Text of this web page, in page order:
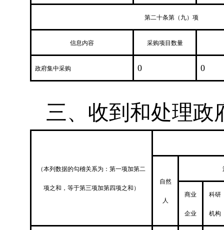
第二十条第（九）项
信息内容 采购项目数量
政府集中采购 0 0
三、收到和处理政
（本列数据的勾稽关系为：第一项加第二
项之和，等于第三项加第四项之和）
自然
人
商业
企业
科研
机构